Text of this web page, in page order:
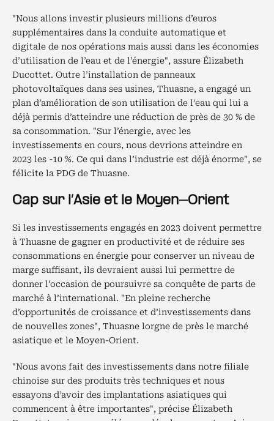
"Nous allons investir plusieurs millions d’euros
supplémentaires dans la conduite automatique et
digitale de nos opérations mais aussi dans les économies
d’utilisation de l’eau et de l’énergie", assure Élizabeth
Ducottet. Outre l’installation de panneaux
photovoltaïques dans ses usines, Thuasne, a engagé un
plan d’amélioration de son utilisation de l’eau qui lui a
déjà permis d’atteindre une réduction de près de 30 % de
sa consommation. "Sur l’énergie, avec les
investissements en cours, nous devrions atteindre en
2023 les -10 %. Ce qui dans l’industrie est déjà énorme", se
félicite la PDG de Thuasne.
Cap sur l’Asie et le Moyen-Orient
Si les investissements engagés en 2023 doivent permettre
à Thuasne de gagner en productivité et de réduire ses
consommations en énergie pour conserver un niveau de
marge suffisant, ils devraient aussi lui permettre de
donner l’occasion de poursuivre sa conquête de parts de
marché à l’international. "En pleine recherche
d’opportunités de croissance et d’investissements dans
de nouvelles zones", Thuasne lorgne de près le marché
asiatique et le Moyen-Orient.
"Nous avons fait des investissements dans notre filiale
chinoise sur des produits très techniques et nous
essayons d’avoir des implantations asiatiques qui
commencent à être importantes", précise Élizabeth